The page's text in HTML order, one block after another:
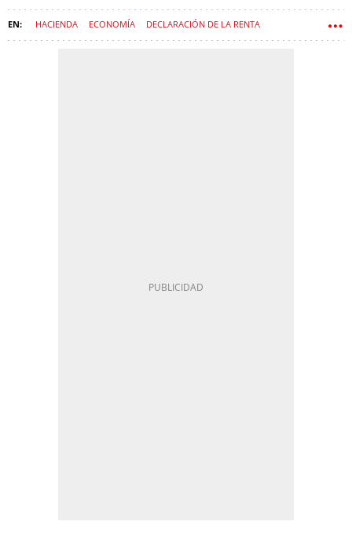
HACIENDA ECONOMÍA DECLARACIÓN DE LA RENTA